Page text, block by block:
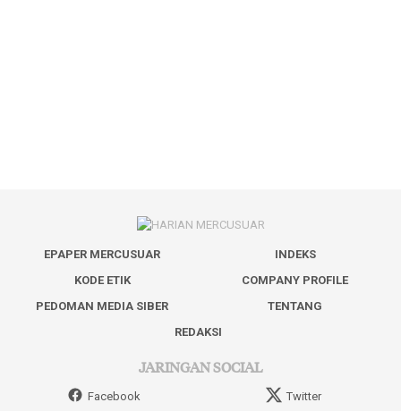
EPAPER MERCUSUAR
INDEKS
KODE ETIK
COMPANY PROFILE
PEDOMAN MEDIA SIBER
TENTANG
REDAKSI
JARINGAN SOCIAL
Facebook Twitter